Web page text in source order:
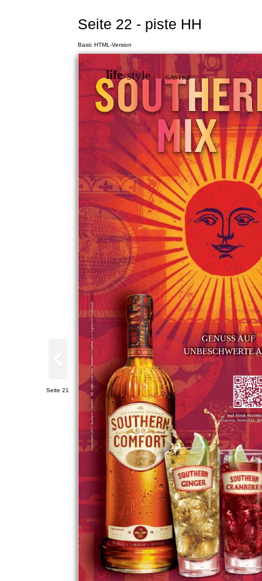
Seite 22 - piste HH
Basic HTML-Version
life style | GASTRO
GENUSS AUF
UNBESCHWERTE
Copyright©2012 Southern Comfort. All rights reserved. Southern Comfort is a registered trademark. Scannen, entdecken,
MIX YOUR
Seite 21